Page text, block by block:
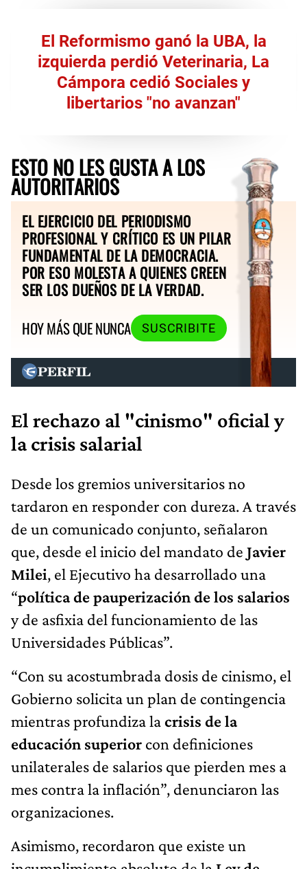
El Reformismo ganó la UBA, la
izquierda perdió Veterinaria, La
Cámpora cedió Sociales y
libertarios "no avanzan"
ESTO NO LES GUSTA A LOS
AUTORITARIOS
EL EJERCICIO DEL PERIODISMO
PROFESIONAL Y CRÍTICO ES UN PILAR
FUNDAMENTAL DE LA DEMOCRACIA.
POR ESO MOLESTA A QUIENES CREEN
SER LOS DUEÑOS DE LA VERDAD.
HOY MÁS QUE NUNCA
SUSCRIBITE
El rechazo al "cinismo" oficial y
la crisis salarial
Desde los gremios universitarios no
tardaron en responder con dureza. A través
de un comunicado conjunto, señalaron
que, desde el inicio del mandato de Javier
Milei, el Ejecutivo ha desarrollado una
“política de pauperización de los salarios
y de asfixia del funcionamiento de las
Universidades Públicas”.
“Con su acostumbrada dosis de cinismo, el
Gobierno solicita un plan de contingencia
mientras profundiza lacrisis de la
educación superior con definiciones
unilaterales de salarios que pierden mes a
mes contra la inflación”, denunciaron las
organizaciones.
Asimismo, recordaron que existe un